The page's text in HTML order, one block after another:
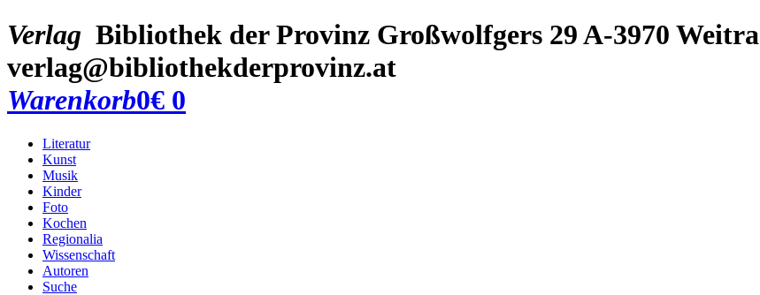
Verlag Bibliothek der Provinz Großwolfgers 29A-3970 Weitra
verlag@bibliothekderprovinz.at
Warenkorb0€ 0
Literatur
Kunst
Musik
Kinder
Foto
Kochen
Regionalia
Wissenschaft
Autoren
Suche